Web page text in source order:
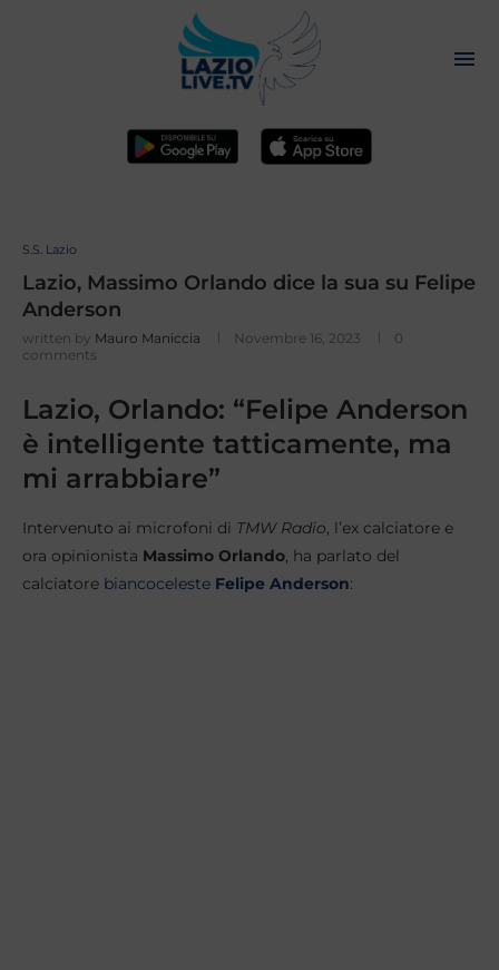
S.S. Lazio
Lazio, Massimo Orlando dice la sua su Felipe
Anderson
written by Mauro Maniccia Novembre 16, 2023
0
comments
Lazio, Orlando: “Felipe Anderson
è intelligente tatticamente, ma
mi arrabbiare”
Intervenuto ai microfoni di TMW Radio, l’ex calciatore e
ora opinionista Massimo Orlando, ha parlato del
calciatore biancoceleste Felipe Anderson: